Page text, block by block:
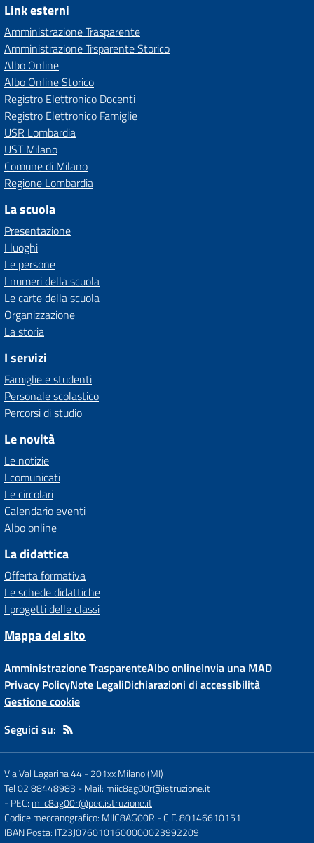
Link esterni
Amministrazione Trasparente
Amministrazione Trsparente Storico
Albo Online
Albo Online Storico
Registro Elettronico Docenti
Registro Elettronico Famiglie
USR Lombardia
UST Milano
Comune di Milano
Regione Lombardia
La scuola
Presentazione
I luoghi
Le persone
I numeri della scuola
Le carte della scuola
Organizzazione
La storia
I servizi
Famiglie e studenti
Personale scolastico
Percorsi di studio
Le novità
Le notizie
I comunicati
Le circolari
Calendario eventi
Albo online
La didattica
Offerta formativa
Le schede didattiche
I progetti delle classi
Mappa del sito
Amministrazione TrasparenteAlbo onlineInvia una MAD
Privacy PolicyNote LegaliDichiarazioni di accessibilità
Gestione cookie
Seguici su:
Via Val Lagarina 44-201xx Milano (MI)
Tel 02 88448983 - Mail: miic8ag00r@istruzione.it
- PEC: miic8ag00r@pec.istruzione.it
Codice meccanografico: MIIC8AG00R - C.F. 80146610151
IBAN Posta: IT23J0760101600000023992209